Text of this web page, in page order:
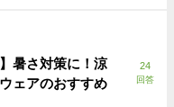
暑さ対策に！涼
ェアのおすすめ
24
回答